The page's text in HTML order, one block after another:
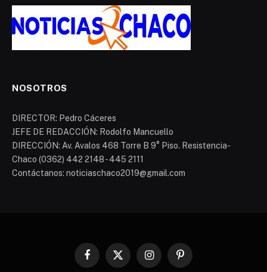
NOSOTROS
DIRECTOR: Pedro Cáceres
JEFE DE REDACCIÓN: Rodolfo Mancuello
DIRECCIÓN: Av. Avalos 468 Torre B 9° Piso. Resistencia-
Chaco (0362) 442 2148 - 445 2111
Contáctanos: noticiaschaco2019@gmail.com
Facebook
X
InstagramPinterest